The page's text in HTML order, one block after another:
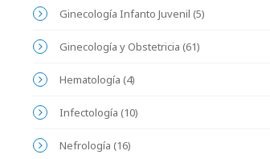
Ginecología Infanto Juvenil (5)
Ginecología y Obstetricia (61)
Hematología (4)
Infectología (10)
Nefrología (16)